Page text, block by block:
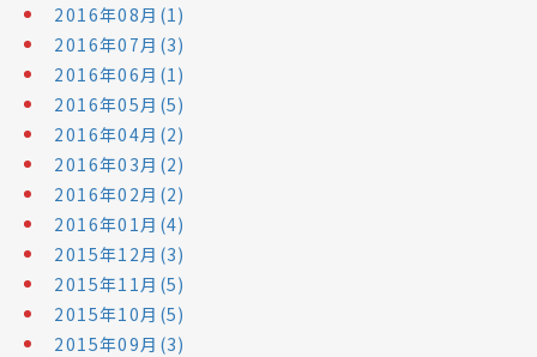
2016年08月(1)
2016年07月(3)
2016年06月(1)
2016年05月(5)
2016年04月(2)
2016年03月(2)
2016年02月(2)
2016年01月(4)
2015年12月(3)
2015年11月(5)
2015年10月(5)
2015年09月(3)